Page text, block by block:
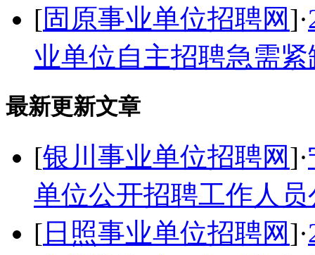
[固原事业单位招聘网]·
业单位自主招聘急需
最新更新文章
[银川事业单位招聘网]·
单位公开招聘工作人员
[ 日照事业单位招聘网]·